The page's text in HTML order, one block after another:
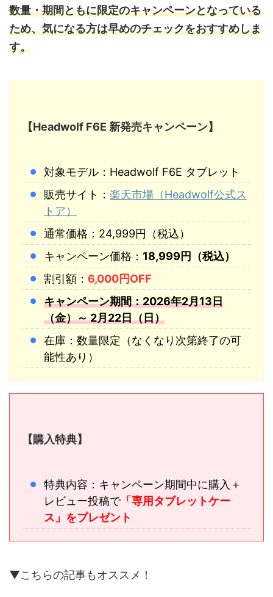
数量・期間ともに限定のキャンペーンとなっている
ため、気になる方は早めのチェックをおすすめしま
す。
【Headwolf F6E 新発売キャンペーン】
対象モデル：Headwolf F6E タブレット
販売サイト： 楽天市場（Headwolf公式ス
トア）
通常価格：24,999円（税込）
キャンペーン価格： 18,999円（税込）
割引額： 6,000円OFF
キャンペーン期間：2026年2月13日
（金）～ 2月22日（日）
在庫：数量限定（なくなり次第終了の可
能性あり）
【購入特典】
特典内容：キャンペーン期間中に購入＋
レビュー投稿で「専用タブレットケー
ス」をプレゼント
▼こちらの記事もオススメ！